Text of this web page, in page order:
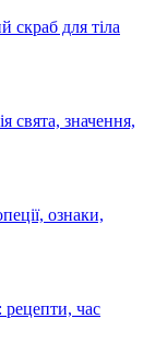
скраб для тіла
свята, значення,
ознаки,
рецепти, час